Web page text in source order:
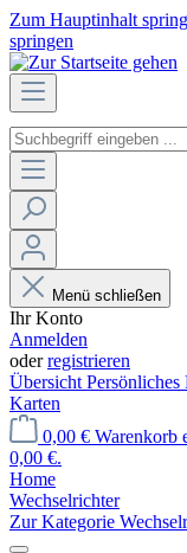
Zum Hauptinhalt
springen
Menü schließen
Ihr Konto
Anmelden
oderregistrieren
Übersicht Persönliches
Karten
0,00 € Warenkorb
0,00 €.
Home
Wechselrichter
Zur Kategorie